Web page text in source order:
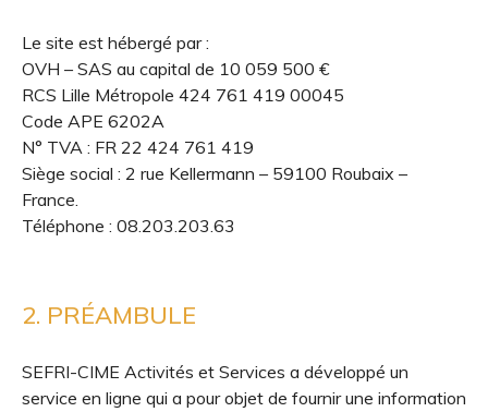
Le site est hébergé par :
OVH – SAS au capital de 10 059 500 €
RCS Lille Métropole 424 761 419 00045
Code APE 6202A
N° TVA : FR 22 424 761 419
Siège social : 2 rue Kellermann – 59100 Roubaix –
France.
Téléphone : 08.203.203.63
2. PRÉAMBULE
SEFRI-CIME Activités et Services a développé un
service en ligne qui a pour objet de fournir une information